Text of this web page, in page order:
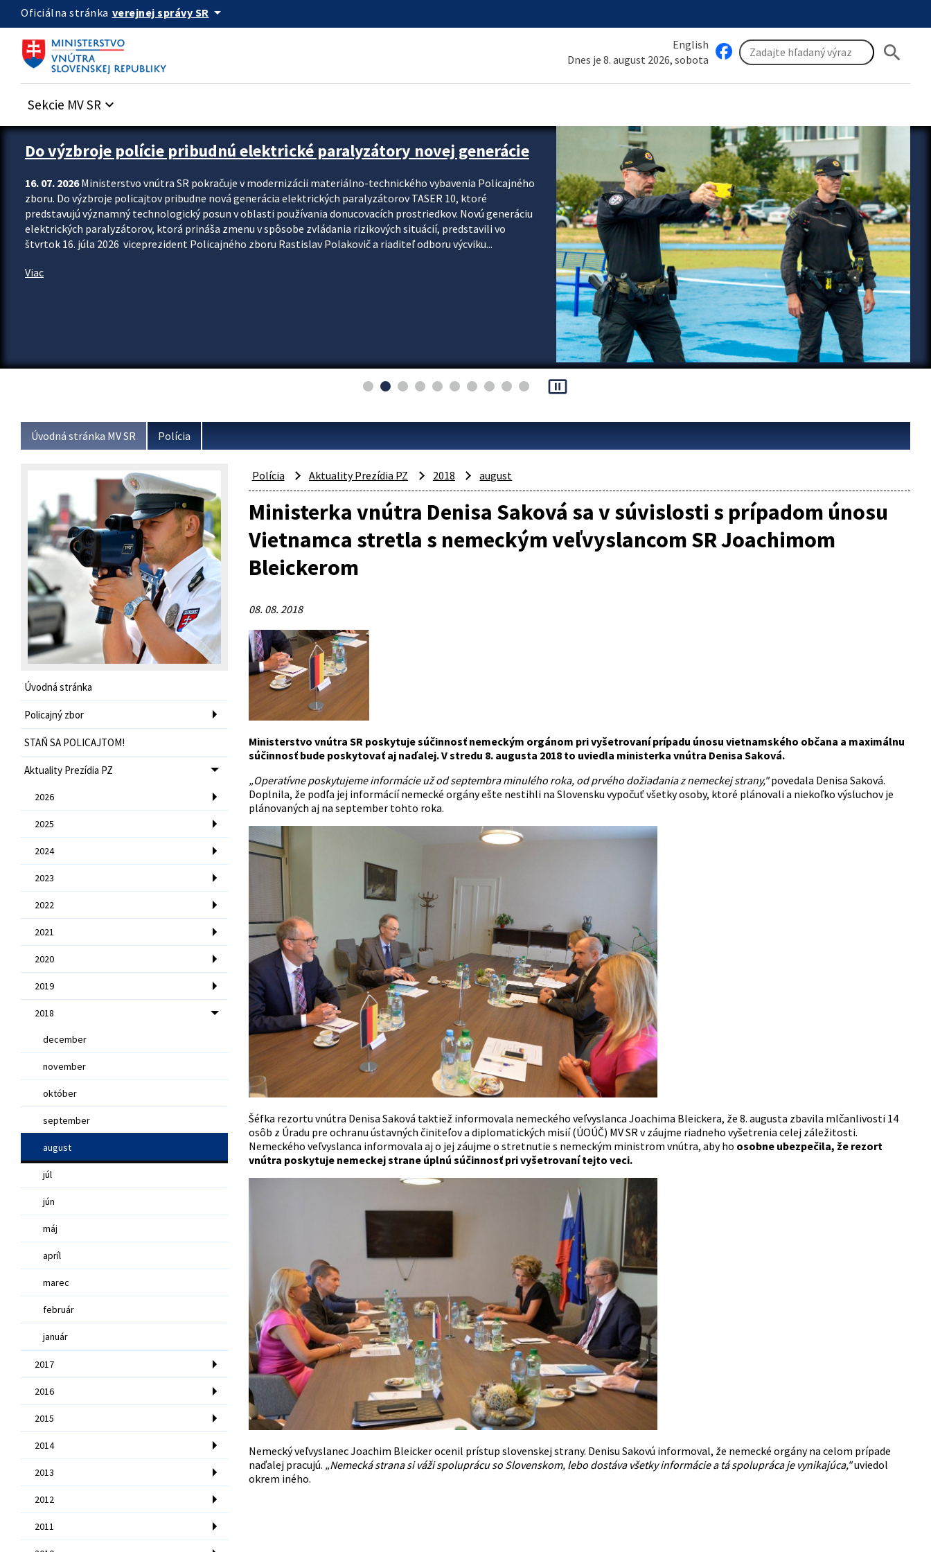
Preskocit na hlavný obsah
Oficiálna stránka verejnej správy SR arrow_drop_down
English
Dnes je 8. august 2026, sobota
search
Sekcie MV SR keyboard_arrow_down
Zastavit automatický posun upútavok
Do výzbroje polície pribudnú elektrické paralyzátory novej generácie
16. 07. 2026Ministerstvo vnútra SR pokračuje v modernizácii materiálno-technického vybavenia Policajného
zboru. Do výzbroje policajtov pribudne nová generácia elektrických paralyzátorov TASER 10, ktoré
predstavujú významný technologický posun v oblasti používania donucovacích prostriedkov. Novú generáciu
elektrických paralyzátorov, ktorá prináša zmenu v spôsobe zvládania rizikových situácií, predstavili vo
štvrtok 16. júla 2026 viceprezident Policajného zboru Rastislav Polakovič a riaditeľ odboru výcviku...
Viac
pause_presentation
Úvodná stránka MV SR Polícia
Úvodná stránka
Policajný zbor
STAŇ SA POLICAJTOM!
Aktuality Prezídia PZ
2026
2025
2024
2023
2022
2021
2020
2019
2018
december
november
október
september
august
júl
jún
máj
apríl
marec
február
január
2017
2016
2015
2014
2013
2012
2011
Polícia Aktuality Prezídia PZ 2018 august
Ministerka vnútra Denisa Saková sa v súvislosti s prípadom únosu
Vietnamca stretla s nemeckým veľvyslancom SR Joachimom
Bleickerom
08. 08. 2018
Ministerstvo vnútra SR poskytuje súčinnosť nemeckým orgánom pri vyšetrovaní prípadu únosu vietnamského občana a maximálnu
súčinnosť bude poskytovať aj naďalej. V stredu 8. augusta 2018 to uviedla ministerka vnútra Denisa Saková.
„Operatívne poskytujeme informácie už od septembra minulého roka, od prvého dožiadania z nemeckej strany,"povedala Denisa Saková.
Doplnila, že podľa jej informácií nemecké orgány ešte nestihli na Slovensku vypočuť všetky osoby, ktoré plánovali a niekoľko výsluchov je
plánovaných aj na september tohto roka.
Šéfka rezortu vnútra Denisa Saková taktiež informovala nemeckého veľvyslanca Joachima Bleickera, že 8. augusta zbavila mlčanlivosti 14
osôb z Úradu pre ochranu ústavných činiteľov a diplomatických misií (ÚOÚČ) MV SR v záujme riadneho vyšetrenia celej záležitosti.
Nemeckého veľvyslanca informovala aj o jej záujme o stretnutie s nemeckým ministrom vnútra, aby ho osobne ubezpečila, že rezort
vnútra poskytuje nemeckej strane úplnú súčinnosť pri vyšetrovaní tejto veci.
Nemecký veľvyslanec Joachim Bleicker ocenil prístup slovenskej strany. Denisu Sakovú informoval, že nemecké orgány na celom prípade
naďalej pracujú. „Nemecká strana si váži spoluprácu so Slovenskom, lebo dostáva všetky informácie a tá spolupráca je vynikajúca,"uviedol
okrem iného.